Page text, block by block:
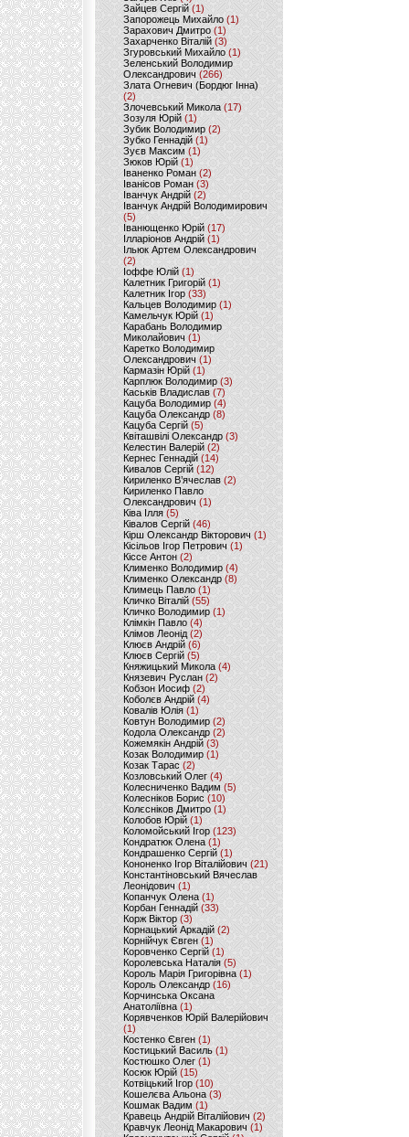
Зайцев Сергій(1)
Запорожець Михайло (1)
Зарахович Дмитро (1)
Захарченко Віталій (3)
Згуровський Михайло (1)
Зеленський Володимир
Олександрович (266)
Злата Огневич (Бордюг Інна)
(2)
Злочевський Микола(17)
Зозуля Юрій (1)
Зубик Володимир (2)
Зубко Геннадій (1)
Зуєв Максим(1)
Зюков Юрій (1)
Іваненко Роман (2)
Іванісов Роман (3)
Іванчук Андрій(2)
Іванчук Андрій Володимирович
(5)
Іванющенко Юрій (17)
Ілларіонов Андрій (1)
Ільюк Артем Олександрович
(2)
Іоффе Юлій (1)
Калетник Григорій(1)
Калетник Ігор (33)
Кальцев Володимир(1)
Камельчук Юрій (1)
Карабань Володимир
Миколайович (1)
Каретко Володимир
Олександрович (1)
Кармазін Юрій(1)
Карплюк Володимир(3)
Каськів Владислав (7)
Кацуба Володимир (4)
Кацуба Олександр (8)
Кацуба Сергій (5)
Квіташвілі Олександр(3)
Келестин Валерій(2)
Кернес Геннадій (14)
Кивалов Сергій (12)
Кириленко В’ячеслав (2)
Кириленко Павло
Олександрович (1)
Ківа Ілля (5)
Ківалов Сергій(46)
Кірш Олександр Вікторович (1)
Кісільов Ігор Петрович (1)
Кіссе Антон (2)
Клименко Володимир(4)
Клименко Олександр (8)
Климець Павло (1)
Кличко Віталій(55)
Кличко Володимир (1)
Клімкін Павло (4)
Клімов Леонід(2)
Клюєв Андрій(6)
Клюєв Сергій (5)
Княжицький Микола(4)
Князевич Руслан (2)
Кобзон Иосиф(2)
Коболєв Андрій (4)
Ковалів Юлія(1)
Ковтун Володимир (2)
Кодола Олександр (2)
Кожемякін Андрій (3)
Козак Володимир (1)
Козак Тарас (2)
Козловський Олег(4)
Колесниченко Вадим (5)
Колесніков Борис (10)
Колєсніков Дмитро (1)
Колобов Юрій (1)
Коломойський Ігор (123)
Кондратюк Олена(1)
Кондрашенко Сергій (1)
Кононенко Ігор Віталійович (21)
Константіновський Вячеслав
Леонідович (1)
Копанчук Олена (1)
Корбан Геннадій (33)
Корж Віктор (3)
Корнацький Аркадій (2)
Корнійчук Євген (1)
Коровченко Сергій (1)
Королевська Наталія(5)
Король Марія Григорівна (1)
Король Олександр (16)
Корчинська Оксана
Анатоліївна (1)
Корявченков Юрій Валерійович
(1)
Костенко Євген (1)
Костицький Василь (1)
Костюшко Олег (1)
Косюк Юрій (15)
Котвіцький Ігор (10)
Кошелєва Альона(3)
Кошмак Вадим (1)
Кравець Андрій Віталійович (2)
Кравчук Леонід Макарович (1)